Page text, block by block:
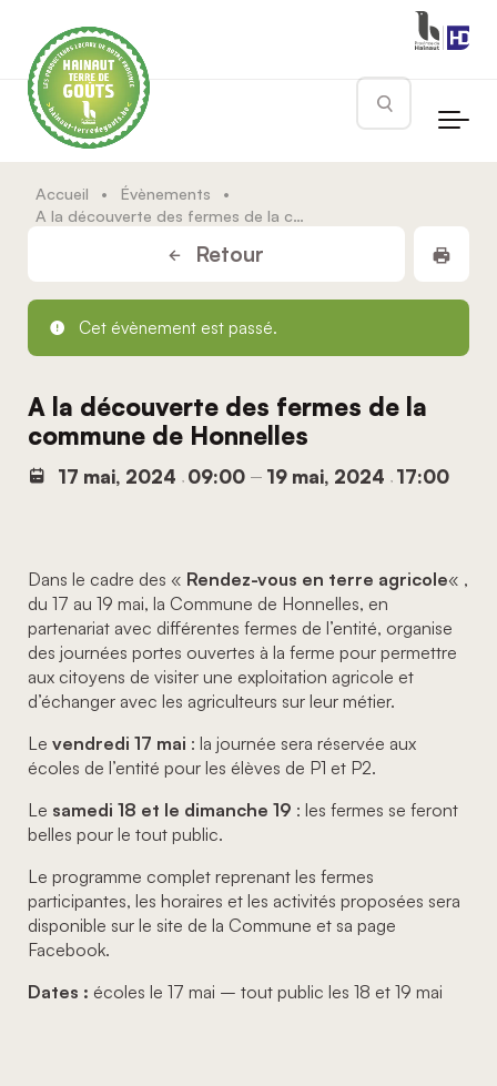
Rechercher
Accueil • Évènements
•
A la découverte des fermes de la commune de Honnelles
Retour
Cet évènement est passé.
A la découverte des fermes de la
commune de Honnelles
17 mai, 2024 , 09:00 – 19 mai, 2024 , 17:00
Dans le cadre des « Rendez-vous en terre agricole« ,
du 17 au 19 mai, la Commune de Honnelles, en
partenariat avec différentes fermes de l’entité, organise
des journées portes ouvertes à la ferme pour permettre
aux citoyens de visiter une exploitation agricole et
d’échanger avec les agriculteurs sur leur métier.
Le vendredi 17 mai : la journée sera réservée aux
écoles de l’entité pour les élèves de P1 et P2.
Le samedi 18 et le dimanche 19 : les fermes se feront
belles pour le tout public.
Le programme complet reprenant les fermes
participantes, les horaires et les activités proposées sera
disponible sur le site de la Commune et sa page
Facebook.
Dates : écoles le 17 mai – tout public les 18 et 19 mai